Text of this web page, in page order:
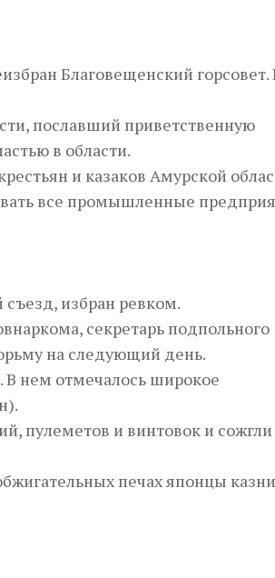
Благовещенский горсовет.
пославший приветственную
в области.
и казаков Амурской
все промышленные
съезд, избран ревком.
секретарь подпольного
на следующий день.
В нем отмечалось широкое
пулеметов и винтовок и сожгли
печах японцы